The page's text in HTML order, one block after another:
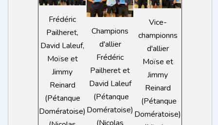
Frédéric
Pailheret,
David Laleuf,
Moïse et
Jimmy
Reinard
(Pétanque
Domératoise)
Champions
d'allier
Frédéric
Pailheret et
David Laleuf
(Pétanque
Domératoise)
Vice-
championns
d'allier
Moïse et
Jimmy
Reinard
(Pétanque
Domératoise)